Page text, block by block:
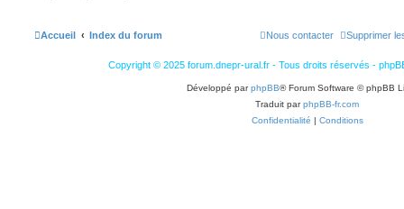
Accueil Index du forum Supprimer
Nous contacter
Copyright © 2025 forum.dnepr-ural.fr - Tous droits réservés -
Développé parphpBB® Forum Software © phpBB
Traduit parphpBB-fr.com
Confidentialité | Conditions